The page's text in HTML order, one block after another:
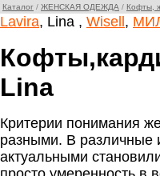
Каталог / ЖЕНСКАЯ ОДЕЖДА / Кофты,
Lavira, Lina , Wisell ,
Lina
Критерии понимания
разными. В различные
актуальными